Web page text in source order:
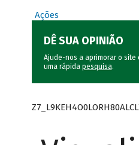
Ações
DÊ SUA OPINIÃO
Ajude-nos a aprimorar o site
uma rápida pesquisa.